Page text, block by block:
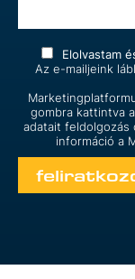
Elolvastam
Az e-mailjeink
gombra kattintva
adatait feldolgozás
információ a